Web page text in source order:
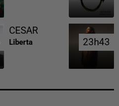
CESAR
Liberta 23h43
23h43